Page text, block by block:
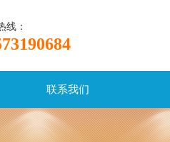
线：
联系我们